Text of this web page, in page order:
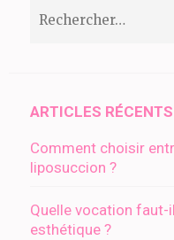
Rechercher :
ARTICLES RÉCENTS
Comment choisir
liposuccion ?
Quelle vocation faut-
esthétique ?